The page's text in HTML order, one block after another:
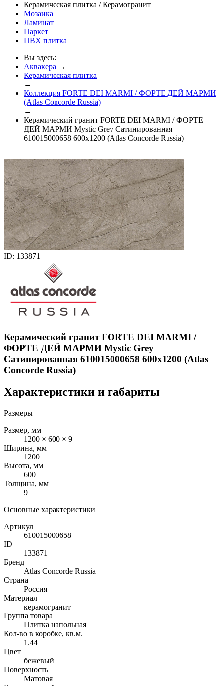
Керамическая плитка / Керамогранит
Мозаика
Ламинат
Паркет
ПВХ плитка
Вы здесь:
Аквакера →
Керамическая плитка
→
Коллекция FORTE DEI MARMI / ФОРТЕ ДЕЙ МАРМИ
(Atlas Concorde Russia)
→
Керамический гранит FORTE DEI MARMI / ФОРТЕ
ДЕЙ МАРМИ Mystic Grey Сатинированная
610015000658 600x1200 (Atlas Concorde Russia)
ID: 133871
Керамический гранит FORTE DEI MARMI /
ФОРТЕ ДЕЙ МАРМИ Mystic Grey
Сатинированная 610015000658 600x1200 (Atlas
Concorde Russia)
Характеристики и габариты
Размеры
Размер, мм
1200 × 600 × 9
Ширина, мм
1200
Высота, мм
600
Толщина, мм
9
Основные характеристики
Артикул
610015000658
ID
133871
Бренд
Atlas Concorde Russia
Страна
Россия
Материал
керамогранит
Группа товара
Плитка напольная
Кол-во в коробке, кв.м.
1.44
Цвет
бежевый
Поверхность
Матовая